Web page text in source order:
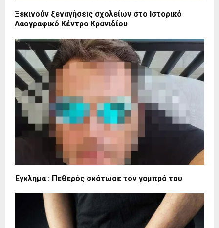
Ξεκινούν ξεναγήσεις σχολείων στο Ιστορικό
Λαογραφικό Κέντρο Κρανιδίου
Έγκλημα : Πεθερός σκότωσε τον γαμπρό του